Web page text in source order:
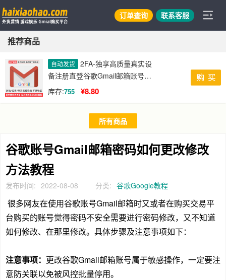
订单查询 联系客服
推荐商品
自动发货 2FA-独享高质量真实设
备注册直登谷歌Gmail邮箱账号购
买
库存:755 ¥8.80
所有商品
谷歌账号Gmail邮箱密码如何更改修改
方法教程
发布时间: 2022-08-08 分类: 谷歌Google教程
很多网友在使用谷歌账号Gmail邮箱时又或者在购买交易平
台购买的账号觉得密码不安全需要进行密码修改，又不知道
如何修改、在那里修改。具体步骤及注意事项如下：
注意事项： 更改谷歌Gmail邮箱账号属于敏感操作，一定要注
意防关联以免被风控批量停用。